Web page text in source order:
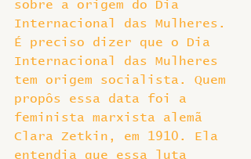
sobre a origem do Dia
Internacional das Mulheres.
É preciso dizer que o Dia
Internacional das Mulheres
tem origem socialista. Quem
propôs essa data foi a
feminista marxista alemã
Clara Zetkin, em 1910. Ela
entendia que essa luta